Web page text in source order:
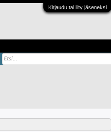
Kirjaudu tai liity jäseneksi